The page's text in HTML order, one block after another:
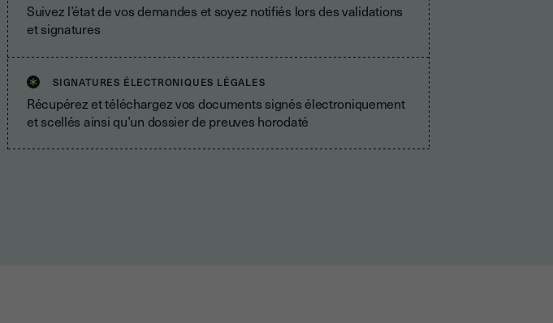
Suivez l’état de vos demandes et soyez notifiés lors des validations
et signatures
SIGNATURES ÉLECTRONIQUES LÉGALES
Récupérez et téléchargez vos documents signés électroniquement
et scellés ainsi qu’un dossier de preuves horodaté